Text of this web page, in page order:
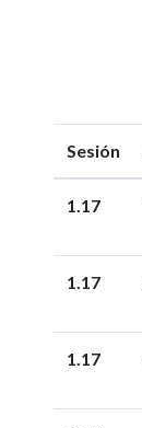
Sesión
1.17
1.17
1.17